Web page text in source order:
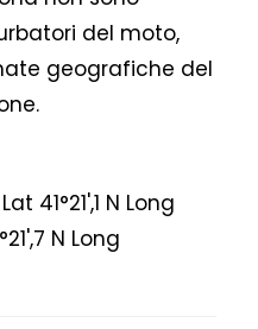
del moto,
geografiche del
41°21',1 N Long
N Long